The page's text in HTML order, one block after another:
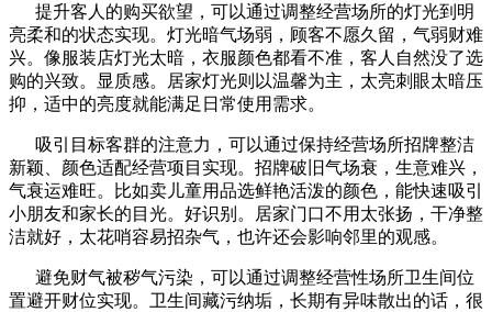
提升客人的购买欲望，可以通过调整经营场所的灯光到明
亮柔和的状态实现。灯光暗气场弱，顾客不愿久留，气弱财难
兴。像服装店灯光太暗，衣服颜色都看不准，客人自然没了选
购的兴致。显质感。居家灯光则以温馨为主，太亮刺眼太暗压
抑，适中的亮度就能满足日常使用需求。
吸引目标客群的注意力，可以通过保持经营场所招牌整洁
新颖、颜色适配经营项目实现。招牌破旧气场衰，生意难兴，
气衰运难旺。比如卖儿童用品选鲜艳活泼的颜色，能快速吸引
小朋友和家长的目光。好识别。居家门口不用太张扬，干净整
洁就好，太花哨容易招杂气，也许还会影响邻里的观感。
避免财气被秽气污染，可以通过调整经营性场所卫生间位
置避开财位实现。卫生间藏污纳垢，长期有异味散出的话，很